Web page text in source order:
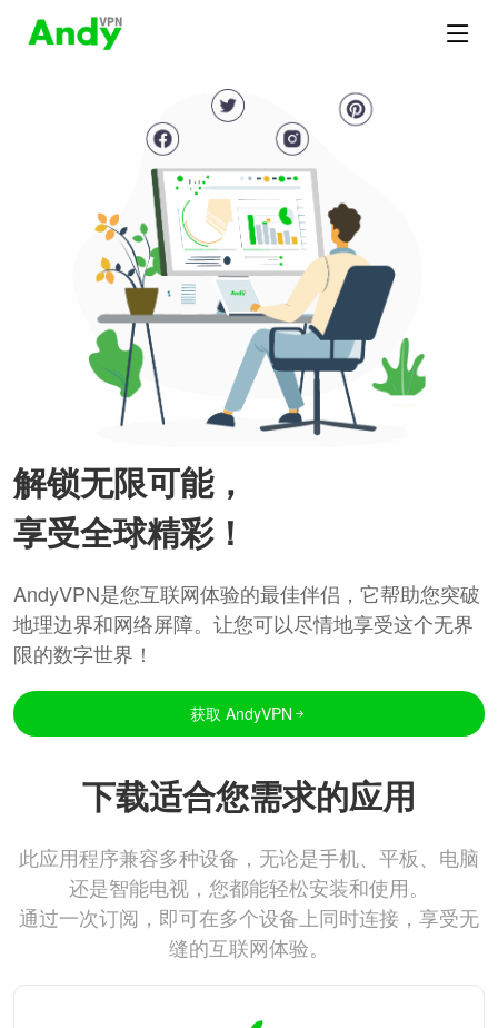
解锁无限可能，
享受全球精彩！
AndyVPN是您互联网体验的最佳伴侣，它帮助您突破
地理边界和网络屏障。让您可以尽情地享受这个无界
限的数字世界！
获取 AndyVPN
下载适合您需求的应用
此应用程序兼容多种设备，无论是手机、平板、电脑
还是智能电视，您都能轻松安装和使用。
通过一次订阅，即可在多个设备上同时连接，享受无
缝的互联网体验。